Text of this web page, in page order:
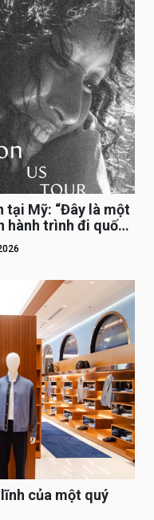
tại Mỹ: “Đây là một
hành trình đi quốc
của một quý